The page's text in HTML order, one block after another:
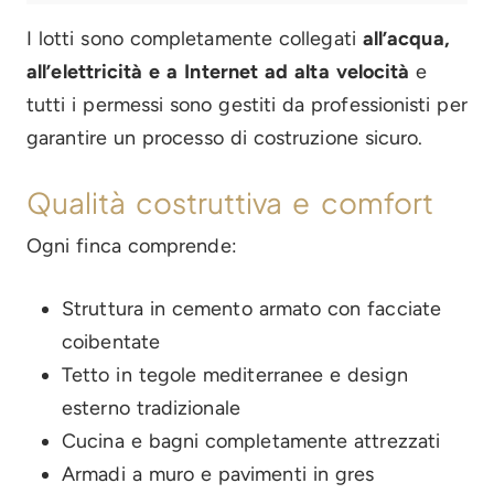
I lotti sono completamente collegati all’acqua,
all’elettricità e a Internet ad alta velocità e
tutti i permessi sono gestiti da professionisti per
garantire un processo di costruzione sicuro.
Qualità costruttiva e comfort
Ogni finca comprende:
Struttura in cemento armato con facciate
coibentate
Tetto in tegole mediterranee e design
esterno tradizionale
Cucina e bagni completamente attrezzati
Armadi a muro e pavimenti in gres